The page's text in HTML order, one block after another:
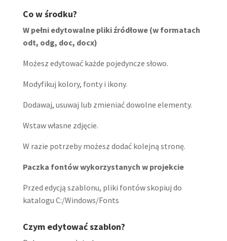
Co w środku?
W pełni edytowalne pliki źródłowe (w formatach
odt, odg, doc, docx)
Możesz edytować każde pojedyncze słowo.
Modyfikuj kolory, fonty i ikony.
Dodawaj, usuwaj lub zmieniać dowolne elementy.
Wstaw własne zdjęcie.
W razie potrzeby możesz dodać kolejną stronę.
Paczka fontów wykorzystanych w projekcie
Przed edycją szablonu, pliki fontów skopiuj do
katalogu C:/Windows/Fonts
Czym edytować szablon?